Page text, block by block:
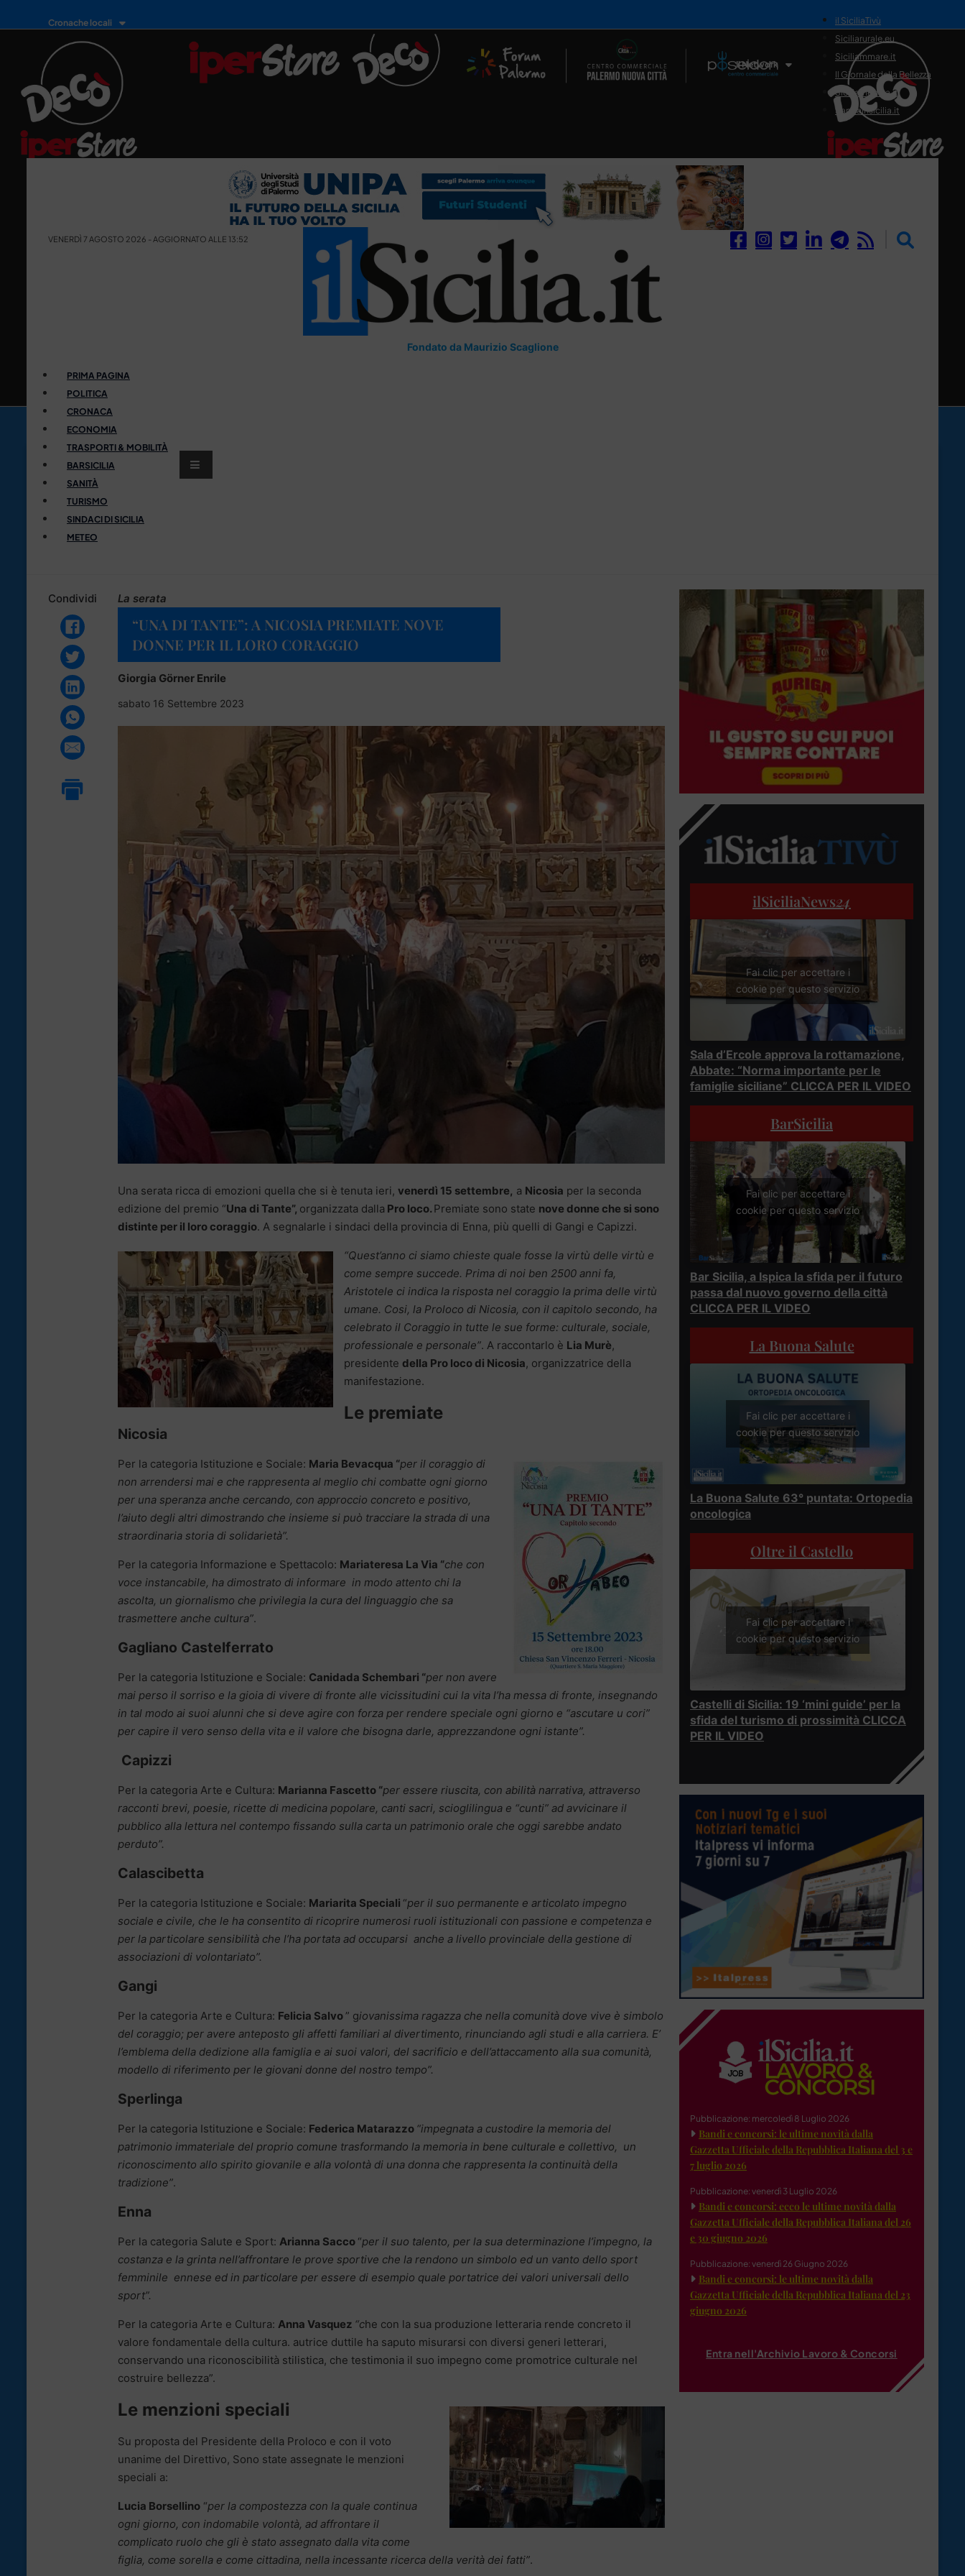
Cronache locali
Il Network
il SiciliaTivù
Siciliarurale.eu
Siciliammare.it
Il Giornale della Bellezza
Siciliamedica.it
Sanitainsicilia.it
VENERDÌ 7 AGOSTO 2026 - AGGIORNATO ALLE 13:52
Fondato da Maurizio Scaglione
PRIMA PAGINA
POLITICA
CRONACA
ECONOMIA
TRASPORTI & MOBILITÀ
BARSICILIA
SANITÀ
TURISMO
SINDACI DI SICILIA
METEO
Condividi La serata
“UNA DI TANTE”: A NICOSIA PREMIATE NOVE
DONNE PER IL LORO CORAGGIO
Giorgia Görner Enrile
sabato 16 Settembre 2023
Una serata ricca di emozioni quella che si è tenuta ieri, venerdì 15 settembre, a Nicosia per la seconda
edizione del premio “Una di Tante”, organizzata dalla Pro loco. Premiate sono state nove donne che si sono
distinte per il loro coraggio. A segnalarle i sindaci della provincia di Enna, più quelli di Gangi e Capizzi.
“Quest’anno ci siamo chieste quale fosse la virtù delle virtù e
come sempre succede. Prima di noi ben 2500 anni fa,
Aristotele ci indica la risposta nel coraggio la prima delle virtù
umane. Cosi, la Proloco di Nicosia, con il capitolo secondo, ha
celebrato il Coraggio in tutte le sue forme: culturale, sociale,
professionale e personale”. A raccontarlo è Lia Murè,
presidente della Pro loco di Nicosia, organizzatrice della
manifestazione.
Le premiate
Nicosia
Per la categoria Istituzione e Sociale: Maria Bevacqua “per il coraggio di
non arrendersi mai e che rappresenta al meglio chi combatte ogni giorno
per una speranza anche cercando, con approccio concreto e positivo,
l’aiuto degli altri dimostrando che insieme si può tracciare la strada di una
straordinaria storia di solidarietà”.
Per la categoria Informazione e Spettacolo: Mariateresa La Via “che con
voce instancabile, ha dimostrato di informare in modo attento chi la
ascolta, un giornalismo che privilegia la cura del linguaggio che sa
trasmettere anche cultura”.
Gagliano Castelferrato
Per la categoria Istituzione e Sociale: Canidada Schembari “per non avere
mai perso il sorriso e la gioia di vivere di fronte alle vicissitudini cui la vita l’ha messa di fronte, insegnando
in tal modo ai suoi alunni che si deve agire con forza per rendere speciale ogni giorno e “ascutare u cori”
per capire il vero senso della vita e il valore che bisogna darle, apprezzandone ogni istante”.
Capizzi
Per la categoria Arte e Cultura: Marianna Fascetto “per essere riuscita, con abilità narrativa, attraverso
racconti brevi, poesie, ricette di medicina popolare, canti sacri, scioglilingua e “cunti” ad avvicinare il
pubblico alla lettura nel contempo fissando sulla carta un patrimonio orale che oggi sarebbe andato
perduto”.
Calascibetta
Per la categoria Istituzione e Sociale: Mariarita Speciali “per il suo permanente e articolato impegno
sociale e civile, che le ha consentito di ricoprire numerosi ruoli istituzionali con passione e competenza e
per la particolare sensibilità che l’ha portata ad occuparsi anche a livello provinciale della gestione di
associazioni di volontariato”.
Gangi
Per la categoria Arte e Cultura: Felicia Salvo ” giovanissima ragazza che nella comunità dove vive è simbolo
del coraggio; per avere anteposto gli affetti familiari al divertimento, rinunciando agli studi e alla carriera. E’
l’emblema della dedizione alla famiglia e ai suoi valori, del sacrificio e dell’attaccamento alla sua comunità,
modello di riferimento per le giovani donne del nostro tempo”.
Sperlinga
Per la categoria Istituzione e Sociale: Federica Matarazzo “impegnata a custodire la memoria del
patrimonio immateriale del proprio comune trasformando la memoria in bene culturale e collettivo, un
riconoscimento allo spirito giovanile e alla volontà di una donna che rappresenta la continuità della
tradizione”.
Enna
Per la categoria Salute e Sport: Arianna Sacco “per il suo talento, per la sua determinazione l’impegno, la
costanza e la grinta nell’affrontare le prove sportive che la rendono un simbolo ed un vanto dello sport
femminile ennese ed in particolare per essere di esempio quale portatrice dei valori universali dello
sport”.
Per la categoria Arte e Cultura: Anna Vasquez “che con la sua produzione letteraria rende concreto il
valore fondamentale della cultura. autrice duttile ha saputo misurarsi con diversi generi letterari,
conservando una riconoscibilità stilistica, che testimonia il suo impegno come promotrice culturale nel
costruire bellezza”.
Le menzioni speciali
Su proposta del Presidente della Proloco e con il voto
unanime del Direttivo, Sono state assegnate le menzioni
speciali a:
Lucia Borsellino “per la compostezza con la quale continua
ogni giorno, con indomabile volontà, ad affrontare il
complicato ruolo che gli è stato assegnato dalla vita come
figlia, come sorella e come cittadina, nella incessante ricerca della verità dei fatti”.
ilSiciliaNews24
Fai clic per accettare i
cookie per questo servizio
Sala d’Ercole approva la rottamazione,
Abbate: “Norma importante per le
famiglie siciliane” CLICCA PER IL VIDEO
BarSicilia
Fai clic per accettare i
cookie per questo servizio
Bar Sicilia, a Ispica la sfida per il futuro
passa dal nuovo governo della città
CLICCA PER IL VIDEO
La Buona Salute
Fai clic per accettare i
cookie per questo servizio
La Buona Salute 63° puntata: Ortopedia
oncologica
Oltre il Castello
Fai clic per accettare i
cookie per questo servizio
Castelli di Sicilia: 19 ‘mini guide’ per la
sfida del turismo di prossimità CLICCA
PER IL VIDEO
Pubblicazione: mercoledì 8 Luglio 2026
Bandi e concorsi: le ultime novità dalla
Gazzetta Ufficiale della Repubblica Italiana del 3 e
7 luglio 2026
Pubblicazione: venerdì 3 Luglio 2026
Bandi e concorsi: ecco le ultime novità dalla
Gazzetta Ufficiale della Repubblica Italiana del 26
e 30 giugno 2026
Pubblicazione: venerdì 26 Giugno 2026
Bandi e concorsi: le ultime novità dalla
Gazzetta Ufficiale della Repubblica Italiana del 23
giugno 2026
Entra nell'Archivio Lavoro & Concorsi